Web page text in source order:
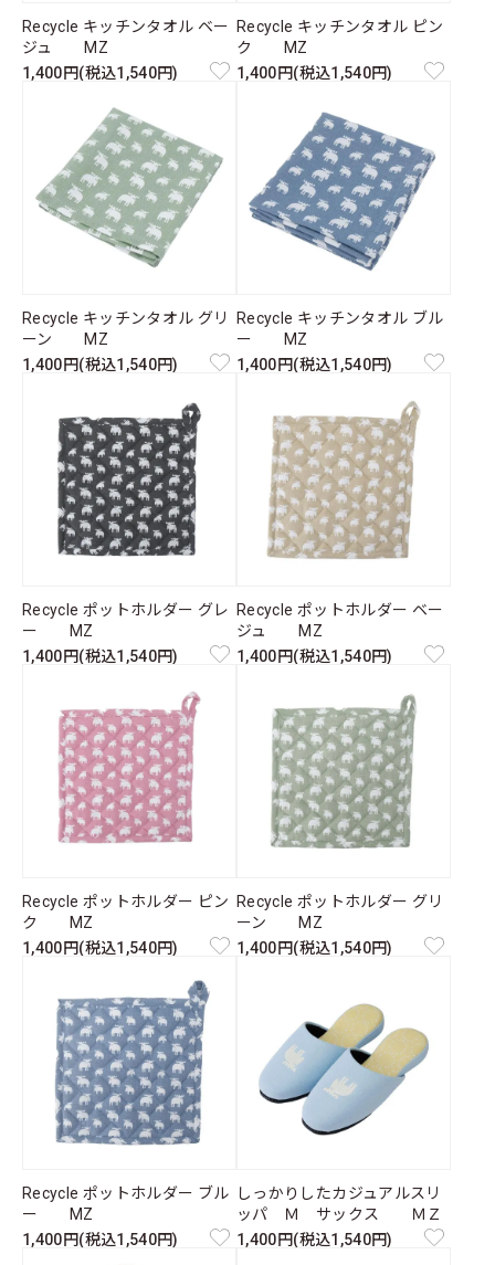
Recycle キッチンタオル ベー
ジュ MZ
1,400円(税込1,540円)
Recycle キッチンタオル ピン
ク MZ
1,400円(税込1,540円)
Recycle キッチンタオル グリ
ーン MZ
1,400円(税込1,540円)
Recycle キッチンタオル ブル
ー MZ
1,400円(税込1,540円)
Recycle ポットホルダー グレ
ー MZ
1,400円(税込1,540円)
Recycle ポットホルダー ベー
ジュ MZ
1,400円(税込1,540円)
Recycle ポットホルダー ピン
ク MZ
1,400円(税込1,540円)
Recycle ポットホルダー グリ
ーン MZ
1,400円(税込1,540円)
Recycle ポットホルダー ブル
ー MZ
1,400円(税込1,540円)
しっかりしたカジュアルスリ
ッパ Ｍ サックス ＭＺ
1,400円(税込1,540円)